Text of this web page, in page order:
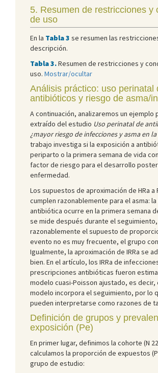
5. Resumen de restricciones y
de uso
En la Tabla 3 se resumen las
descripción.
Tabla 3.Resumen de restricciones y
uso. Mostrar/ocultar
Análisis práctico: uso perinatal
antibióticos y riesgo de asma/
A continuación, analizaremos un ejemplo
extraído del estudio Uso perinatal de
¿mayor riesgo de infecciones y asma en
trabajo investiga si la exposición a
periparto o la primera semana de vida
factor de riesgo para el desarrollo
enfermedad.
Los supuestos de aproximación de HRa a
cumplen razonablemente para el asma:
antibiótica ocurre en la primera semana
se mide después durante el
razonablemente el supuesto de
evento no es muy frecuente, el grupo
Igualmente, la aproximación de IRRa se
bien. En el artículo, los IRRa de
prescripciones antibióticas fueron
modelo cuasi-Poisson ajustado, es decir,
modelo incorpora el seguimiento, por lo
pueden interpretarse como razones de
Definición de grupos y
exposición (Pe)
En primer lugar, definimos la cohorte (N
calculamos la proporción de expuestos
grupo de estudio: